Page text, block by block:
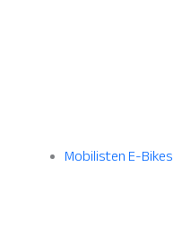
Mobilisten E-Bikes